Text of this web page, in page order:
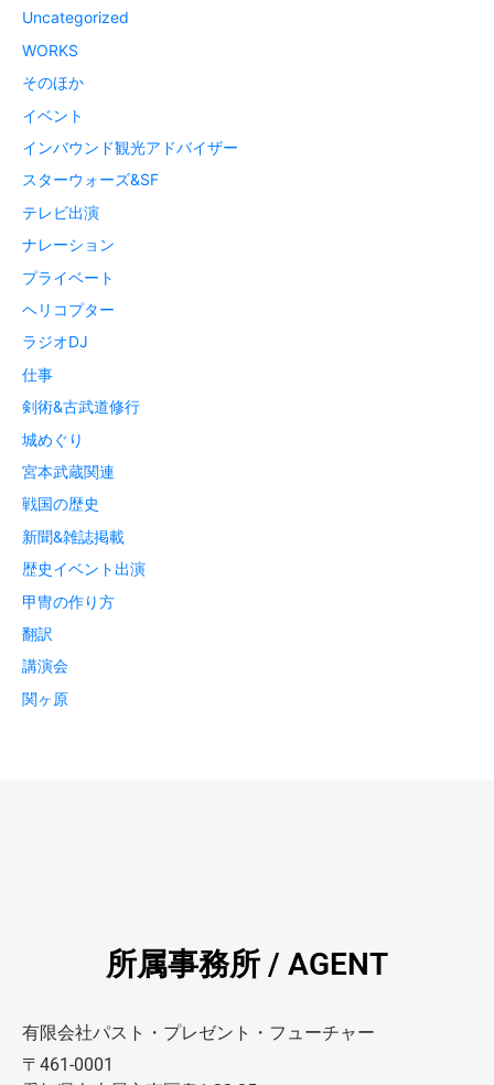
Uncategorized
WORKS
そのほか
イベント
インバウンド観光アドバイザー
スターウォーズ&SF
テレビ出演
ナレーション
プライベート
ヘリコプター
ラジオDJ
仕事
剣術&古武道修行
城めぐり
宮本武蔵関連
戦国の歴史
新聞&雑誌掲載
歴史イベント出演
甲冑の作り方
翻訳
講演会
関ヶ原
所属事務所 / AGENT
有限会社パスト・プレゼント・フューチャー
〒461-0001